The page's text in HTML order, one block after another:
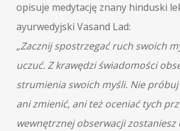
opisuje medytację znany hinduski
ayurwedyjski Vasand Lad:
„Zacznij spostrzegać ruch swoich
uczuć. Z krawędzi świadomości
strumienia swoich myśli. Nie
ani zmienić, ani też oceniać tych
wewnętrznej obserwacji zostaniesz